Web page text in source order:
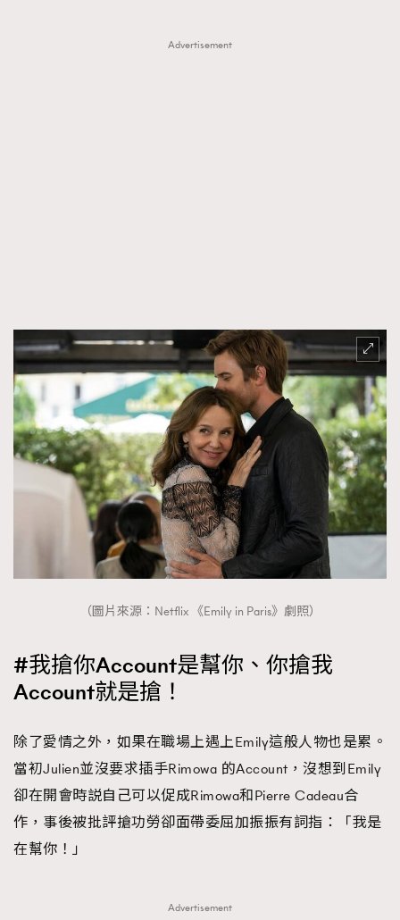
Advertisement
（圖片來源：Netflix 《Emily in Paris》劇照）
#我搶你Account是幫你、你搶我
Account就是搶！
除了愛情之外，如果在職場上遇上Emily這般人物也是累。
當初Julien並沒要求插手Rimowa 的Account，沒想到Emily
卻在開會時説自己可以促成Rimowa和Pierre Cadeau合
作，事後被批評搶功勞卻面帶委屈加振振有詞指：「我是
在幫你！」
Advertisement